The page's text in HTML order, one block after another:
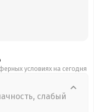
условиях на сегодня
слабый